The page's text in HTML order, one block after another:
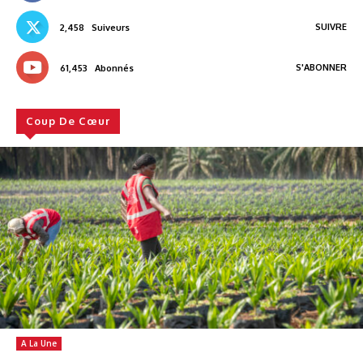
2,458 Suiveurs SUIVRE
61,453 Abonnés S'ABONNER
Coup De Cœur
A La Une